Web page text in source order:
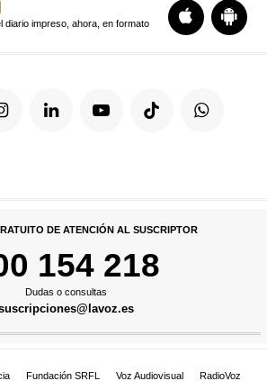
diario impreso, ahora, en formato
DE ATENCIÓN AL SUSCRIPTOR
154 218
Dudas o consultas
Fundación SRFL Voz Audiovisual RadioVoz